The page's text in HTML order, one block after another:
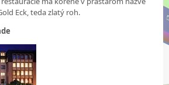
Eck, teda zlatý roh.